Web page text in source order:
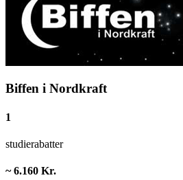
Biffen i Nordkraft
1
studierabatter
~ 6.160 Kr.